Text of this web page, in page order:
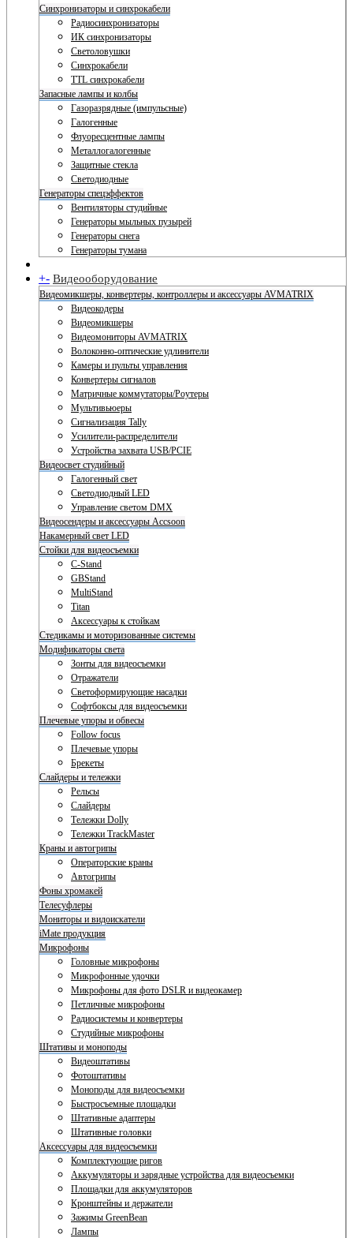
Синхронизаторы и синхрокабели
Радиосинхронизаторы
ИК синхронизаторы
Светоловушки
Синхрокабели
TTL синхрокабели
Запасные лампы и колбы
Газоразрядные (импульсные)
Галогенные
Флуоресцентные лампы
Металлогалогенные
Защитные стекла
Светодиодные
Генераторы спецэффектов
Вентиляторы студийные
Генераторы мыльных пузырей
Генераторы снега
Генераторы тумана
+- Видеооборудование
Видеомикшеры, конвертеры, контроллеры и аксессуары AVMATRIX
Видеокодеры
Видеомикшеры
Видеомониторы AVMATRIX
Волоконно-оптические удлинители
Камеры и пульты управления
Конвертеры сигналов
Матричные коммутаторы/Роутеры
Мультивьюеры
Сигнализация Tally
Усилители-распределители
Устройства захвата USB/PCIE
Видеосвет студийный
Галогенный свет
Светодиодный LED
Управление светом DMX
Видеосендеры и аксессуары Accsoon
Накамерный свет LED
Стойки для видеосъемки
C-Stand
GBStand
MultiStand
Titan
Аксессуары к стойкам
Стедикамы и моторизованные системы
Модификаторы света
Зонты для видеосъемки
Отражатели
Светоформирующие насадки
Софтбоксы для видеосъемки
Плечевые упоры и обвесы
Follow focus
Плечевые упоры
Брекеты
Слайдеры и тележки
Рельсы
Слайдеры
Тележки Dolly
Тележки TrackMaster
Краны и автогрипы
Операторские краны
Автогрипы
Фоны хромакей
Телесуфлеры
Мониторы и видоискатели
iMate продукция
Микрофоны
Головные микрофоны
Микрофонные удочки
Микрофоны для фото DSLR и видеокамер
Петличные микрофоны
Радиосистемы и конвертеры
Студийные микрофоны
Штативы и моноподы
Видеоштативы
Фотоштативы
Моноподы для видеосъемки
Быстросъемные площадки
Штативные адаптеры
Штативные головки
Аксессуары для видеосъемки
Комплектующие ригов
Аккумуляторы и зарядные устройства для видеосъемки
Площадки для аккумуляторов
Кронштейны и держатели
Зажимы GreenBean
Лампы